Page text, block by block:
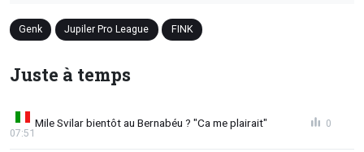
Genk Jupiler Pro League FINK
Juste à temps
Mile Svilar bientôt au Bernabéu ? "Ca me plairait"
07:51
0